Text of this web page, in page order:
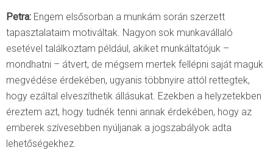
Petra: Engem elsősorban a munkám során szerzett
tapasztalataim motiváltak. Nagyon sok munkavállaló
esetével találkoztam például, akiket munkáltatójuk –
mondhatni – átvert, de mégsem mertek fellépni saját maguk
megvédése érdekében, ugyanis többnyire attól rettegtek,
hogy ezáltal elveszíthetik állásukat. Ezekben a helyzetekben
éreztem azt, hogy tudnék tenni annak érdekében, hogy az
emberek szívesebben nyúljanak a jogszabályok adta
lehetőségekhez.